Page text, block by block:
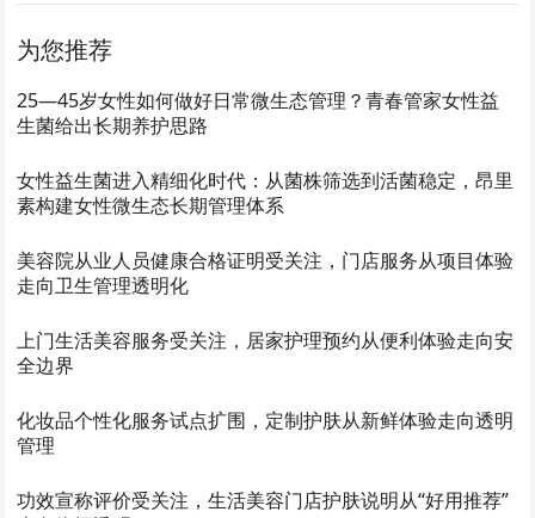
为您推荐
25—45岁女性如何做好日常微生态管理？青春管家女性益
生菌给出长期养护思路
女性益生菌进入精细化时代：从菌株筛选到活菌稳定，昂里
素构建女性微生态长期管理体系
美容院从业人员健康合格证明受关注，门店服务从项目体验
走向卫生管理透明化
上门生活美容服务受关注，居家护理预约从便利体验走向安
全边界
化妆品个性化服务试点扩围，定制护肤从新鲜体验走向透明
管理
功效宣称评价受关注，生活美容门店护肤说明从“好用推荐”